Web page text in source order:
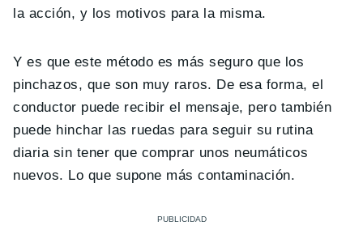
la acción, y los motivos para la misma.
Y es que este método es más seguro que los
pinchazos, que son muy raros. De esa forma, el
conductor puede recibir el mensaje, pero también
puede hinchar las ruedas para seguir su rutina
diaria sin tener que comprar unos neumáticos
nuevos. Lo que supone más contaminación.